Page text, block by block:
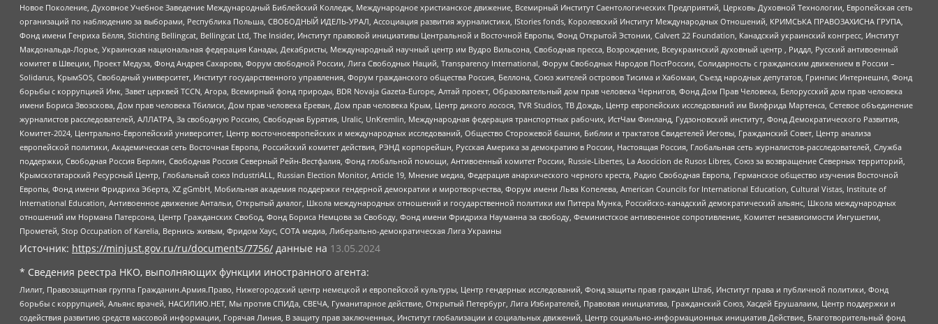
Новое Поколение, Духовное Учебное Заведение Международный Библейский Колледж, Международное христианское движение, Всемирный Институт Саентологических Предприятий, Церковь Духовной Технологии, Европейская сеть
организаций по наблюдению за выборами, Республика Польша, СВОБОДНЫЙ ИДЕЛЬ-УРАЛ, Ассоциация развития журналистики, IStories fonds, Королевский Институт Международных Отношений, КРИМСЬКА ПРАВОЗАХИСНА ГРУПА,
Фонд имени Генриха Бёлля, Stichting Bellingcat, Bellingcat Ltd, The Insider, Институт правовой инициативы Центральной и Восточной Европы, Фонд Открытой Эстонии, Calvert 22 Foundation, Канадский украинский конгресс, Институт
Макдональда-Лорье, Украинская национальная федерация Канады, Декабристы, Международный научный центр им Вудро Вильсона, Свободная пресса, Возрождение, Всеукраинский духовный центр , Риддл, Русский антивоенный
комитет в Швеции, Проект Медуза, Фонд Андрея Сахарова, Форум свободной России, Лига Свободных Наций, Transparеncy International, Форум Свободных Народов ПостРоссии, Солидарность с гражданским движением в России –
Solidarus, КрымSOS, Свободный университет, Институт государственного управления, Форум гражданского общества Россия, Беллона, Союз жителей островов Тисима и Хабомаи, Съезд народных депутатов, Гринпис Интернешнл, Фонд
борьбы с коррупцией Инк, Завет церквей TCCN, Агора, Всемирный фонд природы, BDR Novaja Gazeta-Europe, Алтай проект, Образовательный дом прав человека Чернигов, Фонд Дом Прав Человека, Белорусский дом прав человека
имени Бориса Звозскова, Дом прав человека Тбилиси, Дом прав человека Ереван, Дом прав человека Крым, Центр дикого лосося, TVR Studios, ТВ Дождь, Центр европейских исследований им Вилфрида Мартенса, Сетевое объединение
журналистов расследователей, АЛЛАТРА, За свободную Россию, Свободная Бурятия, Uralic, UnKremlin, Международная федерация транспортных рабочих, ИстЧам Финланд, Гудзоновский институт, Фонд Демократического Развития,
Комитет-2024, Центрально-Европейский университет, Центр восточноевропейских и международных исследований, Общество Сторожевой башни, Библии и трактатов Свидетелей Иеговы, Гражданский Совет, Центр анализа
европейской политики, Академическая сеть Восточная Европа, Российский комитет действия, РЭНД корпорейшн, Русская Америка за демократию в России, Настоящая Россия, Глобальная сеть журналистов-расследователей, Служба
поддержки, Свободная Россия Берлин, Свободная Россия Северный Рейн-Вестфалия, Фонд глобальной помощи, Антивоенный комитет России, Russie-Libertes, La Asocicion de Rusos Libres, Союз за возвращение Северных территорий,
Крымскотатарский Ресурсный Центр, Глобальный союз IndustriALL, Russian Election Monitor, Article 19, Мнение медиа, Федерация анархического черного креста, Радио Свободная Европа, Германское общество изучения Восточной
Европы, Фонд имени Фридриха Эберта, XZ gGmbH, Мобильная академия поддержки гендерной демократии и миротворчества, Форум имени Льва Копелева, American Councils for International Education, Cultural Vistas, Institute of
International Education, Антивоенное движение Антальи, Открытый диалог, Школа международных отношений и государственной политики им Питера Мунка, Российско-канадский демократический альянс, Школа международных
отношений им Нормана Патерсона, Центр Гражданских Свобод, Фонд Бориса Немцова за Свободу, Фонд имени Фридриха Науманна за свободу, Феминистское антивоенное сопротивление, Комитет независимости Ингушетии,
Прометей, Stop Occupation of Karelia, Вернись живым, Фридом Хаус, СОТА медиа, Либерально-демократическая Лига Украины
Источник: https://minjust.gov.ru/ru/documents/7756/ данные на 13.05.2024
* Сведения реестра НКО, выполняющих функции иностранного агента:
Лилит, Правозащитная группа Гражданин.Армия.Право, Нижегородский центр немецкой и европейской культуры, Центр гендерных исследований, Фонд защиты прав граждан Штаб, Институт права и публичной политики, Фонд
борьбы с коррупцией, Альянс врачей, НАСИЛИЮ.НЕТ, Мы против СПИДа, СВЕЧА, Гуманитарное действие, Открытый Петербург, Лига Избирателей, Правовая инициатива, Гражданский Союз, Хасдей Ерушалаим, Центр поддержки и
содействия развитию средств массовой информации, Горячая Линия, В защиту прав заключенных, Институт глобализации и социальных движений, Центр социально-информационных инициатив Действие, Благотворительный фонд